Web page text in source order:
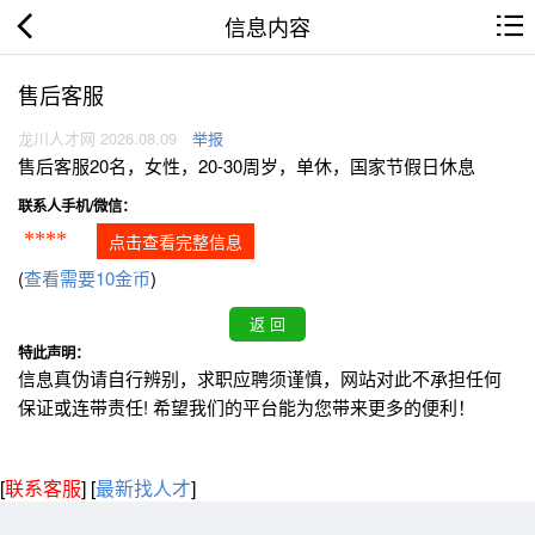
信息内容
售后客服
龙川人才网 2026.08.09 举报
售后客服20名，女性，20-30周岁，单休，国家节假日休息
联系人手机/微信：
**** 点击查看完整信息
(查看需要10金币)
特此声明：
信息真伪请自行辨别，求职应聘须谨慎，网站对此不承担任何
保证或连带责任! 希望我们的平台能为您带来更多的便利！
[联系客服] [最新找人才]